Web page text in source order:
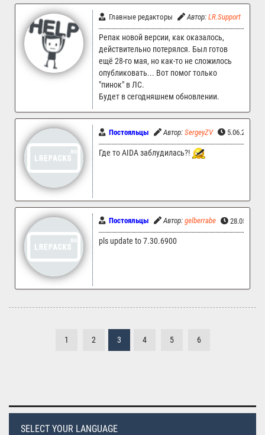
Главные редакторы Автор: LR.Support
Репак новой версии, как оказалось,
действительно потерялся. Был готов
ещё 28-го мая, но как-то не сложилось
опубликовать... Вот помог только
"пинок" в ЛС.
Будет в сегодняшнем обновлении.
Постояльцы Автор: SergeyZV 5.06.2024
Где то AIDA заблудилась?!
Постояльцы Автор: gelberrabe
pls update to 7.30.6900
1 2 3 4 5 6
SELECT YOUR LANGUAGE